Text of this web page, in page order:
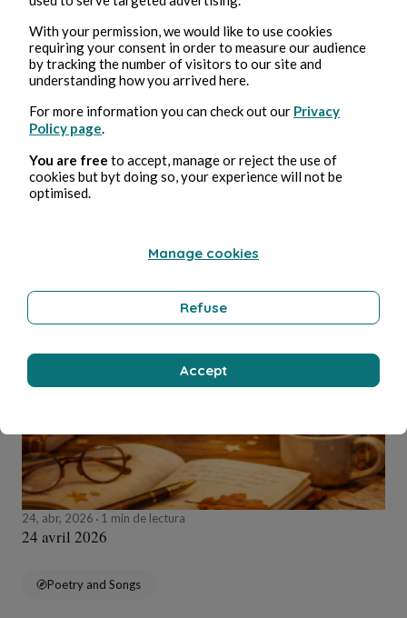
26, abr, 2026 1 min de lectura
25 avril 2026
Clara Mancini
24, abr, 2026 1 min de lectura
24 avril 2026
Poetry and Songs
With your permission, we would like to use cookies
requiring your consent in order to measure our audience
by tracking the number of visitors to our site and
understanding how you arrived here.
For more information you can check out our Privacy
Policy page
You are free to accept, manage or reject the use of
cookies but byt doing so, your experience will not be
optimised.
Manage cookies
Refuse
Accept